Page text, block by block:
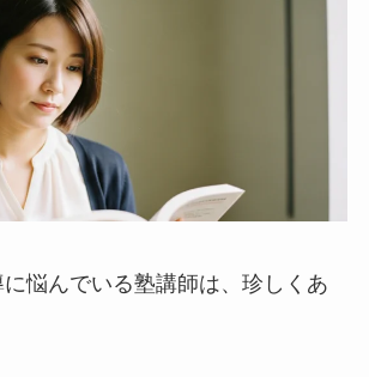
悩んでいる塾講師は、珍しくあ